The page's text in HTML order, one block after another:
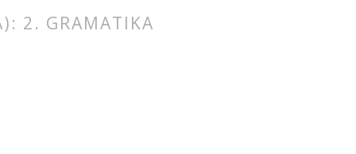
2. GRAMATIKA